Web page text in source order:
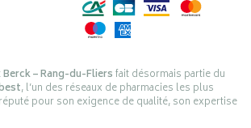
– Rang-du-Fliersfait désormais partie du
, l’un des réseaux de pharmacies les plus
pour son exigence de qualité, son expertise